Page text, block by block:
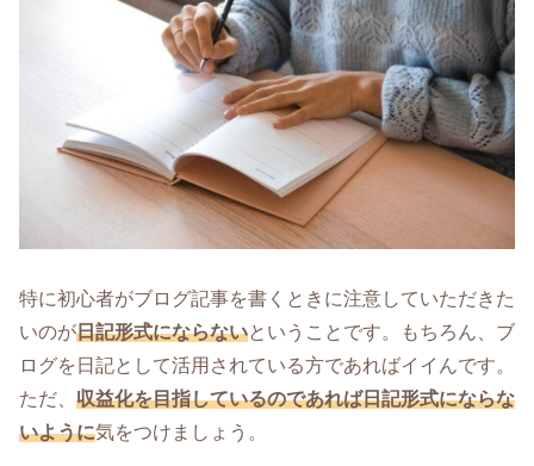
特に初心者がブログ記事を書くときに注意していただきた
いのが日記形式にならないということです。もちろん、ブ
ログを日記として活用されている方であればイイんです。
ただ、 収益化を目指しているのであれば日記形式にならな
いように気をつけましょう。